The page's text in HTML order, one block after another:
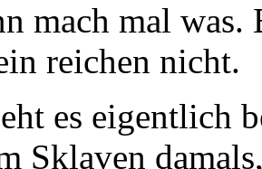
mach mal
reichen nicht.
es eigentlich
Sklaven